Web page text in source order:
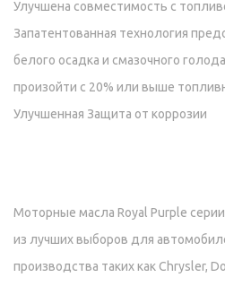
Улучшена совместимость с
Запатентованная технология
белого осадка и смазочного
произойти с 20% или выше
Улучшенная Защита от коррозии
Моторные масла Royal Purple серии
из лучших выборов для
производства таких как Chrysler,